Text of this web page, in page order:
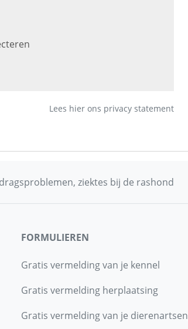
Lees hier ons privacy statement
ziektes bij de rashond
FORMULIEREN
Gratis vermelding van je kennel
Gratis vermelding herplaatsing
Gratis vermelding van je